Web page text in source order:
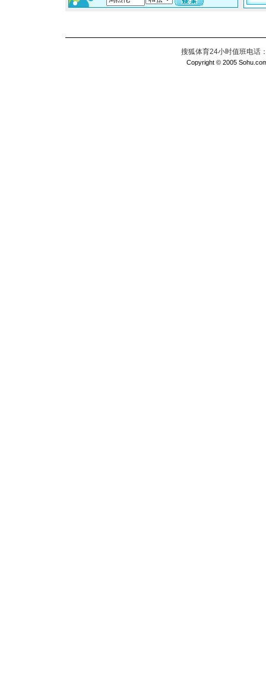
搜狐体育24小时值班电话
Copyright © 2005